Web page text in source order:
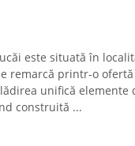
este situată în
remarcă printr-o
unifică
construită ...